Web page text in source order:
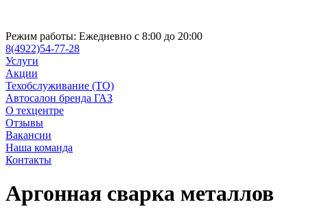
Режим работы: Ежедневно с 8:00 до 20:00
8(4922)54-77-28
Услуги
Акции
Техобслуживание (ТО)
Автосалон бренда ГАЗ
О техцентре
Отзывы
Вакансии
Наша команда
Контакты
Аргонная сварка металлов